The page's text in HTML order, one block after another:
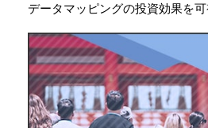
データマッピングの投資効果を